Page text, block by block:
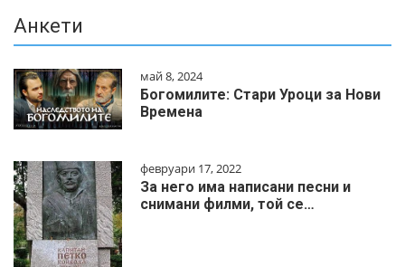
Анкети
май 8, 2024
Богомилите: Стари Уроци за Нови
Времена
февруари 17, 2022
За него има написани песни и
снимани филми, той се…